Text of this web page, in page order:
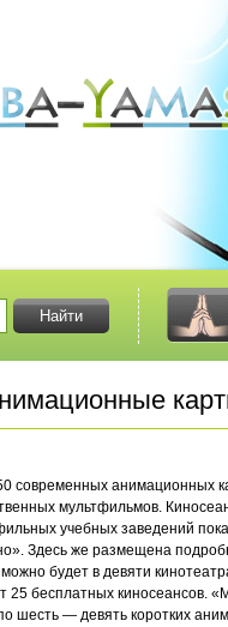
современных анимационных
мультфильмов.
учебных заведений
Здесь же размещена
будет в девяти
бесплатных киносеансов.
шесть — девять коротких